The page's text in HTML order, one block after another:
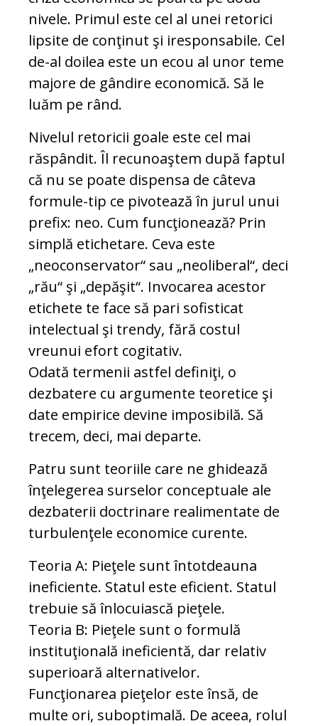
nivele. Primul este cel al unei retorici
lipsite de conţinut şi iresponsabile. Cel
de-al doilea este un ecou al unor teme
majore de gândire economică. Să le
luăm pe rând.
Nivelul retoricii goale este cel mai
răspândit. Îl recunoaştem după faptul
că nu se poate dispensa de câteva
formule-tip ce pivotează în jurul unui
prefix: neo. Cum funcţionează? Prin
simplă etichetare. Ceva este
„neoconservator“ sau „neoliberal“, deci
„rău“ şi „depăşit“. Invocarea acestor
etichete te face să pari sofisticat
intelectual şi trendy, fără costul
vreunui efort cogitativ.
Odată termenii astfel definiţi, o
dezbatere cu argumente teoretice şi
date empirice devine imposibilă. Să
trecem, deci, mai departe.
Patru sunt teoriile care ne ghidează
înţelegerea surselor conceptuale ale
dezbaterii doctrinare realimentate de
turbulenţele economice curente.
Teoria A: Pieţele sunt întotdeauna
ineficiente. Statul este eficient. Statul
trebuie să înlocuiască pieţele.
Teoria B: Pieţele sunt o formulă
instituţională ineficientă, dar relativ
superioară alternativelor.
Funcţionarea pieţelor este însă, de
multe ori, suboptimală. De aceea, rolul